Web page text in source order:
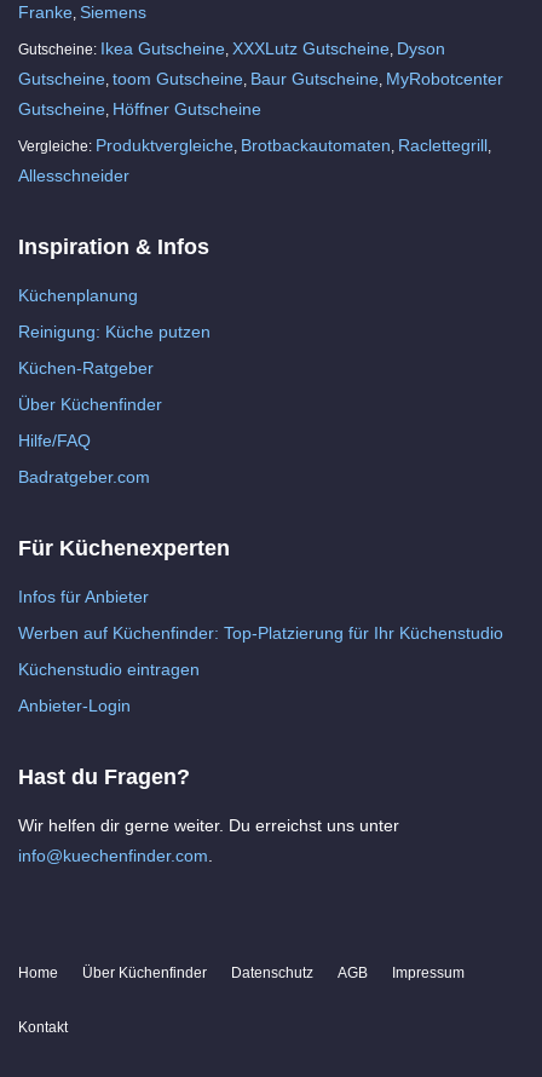
Franke Siemens
Gutscheine: Ikea Gutscheine XXXLutz Gutscheine Dyson
Gutscheine toom Gutscheine Baur Gutscheine MyRobotcenter
Gutscheine Höffner Gutscheine
Vergleiche: Produktvergleiche Brotbackautomaten Raclettegrill
Allesschneider
Inspiration & Infos
Küchenplanung
Reinigung: Küche putzen
Küchen-Ratgeber
Über Küchenfinder
Hilfe/FAQ
Badratgeber.com
Für Küchenexperten
Infos für Anbieter
Werben auf Küchenfinder: Top-Platzierung für Ihr Küchenstudio
Küchenstudio eintragen
Anbieter-Login
Hast du Fragen?
Wir helfen dir gerne weiter. Du erreichst uns unter
info@kuechenfinder.com
Home Über Küchenfinder Datenschutz AGB Impressum
Kontakt